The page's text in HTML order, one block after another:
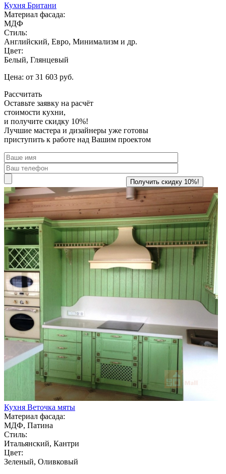
Кухня Британи
Материал фасада:
МДФ
Стиль:
Английский, Евро, Минимализм и др.
Цвет:
Белый, Глянцевый
Цена: от 31 603 руб.
Рассчитать
Оставьте заявку на расчёт
стоимости кухни,
и получите скидку 10%!
Лучшие мастера и дизайнеры уже готовы
приступить к работе над Вашим проектом
Кухня Веточка мяты
Материал фасада:
МДФ, Патина
Стиль:
Итальянский, Кантри
Цвет:
Зеленый, Оливковый